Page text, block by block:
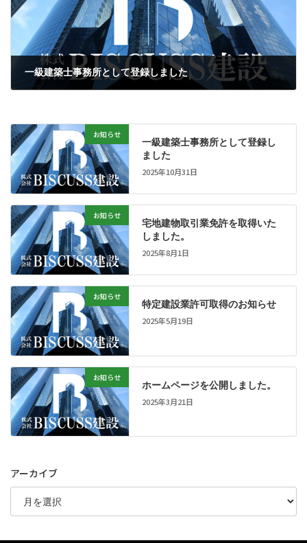
一級建築士事務所として登録しました
お知らせ
一級建築士事務所として登録し
ました
2025年10月31日
お知らせ
宅地建物取引業免許を取得いた
しました。
2025年8月1日
お知らせ
特定建設業許可取得のお知らせ
2025年5月19日
お知らせ
ホームページを公開しました。
2025年3月21日
アーカイブ